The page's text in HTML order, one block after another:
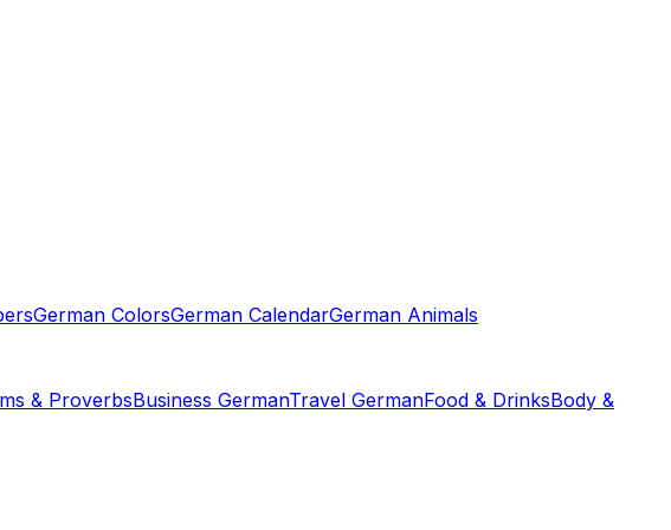
German ColorsGerman CalendarGerman Animals
& ProverbsBusiness GermanTravel GermanFood & DrinksBody &